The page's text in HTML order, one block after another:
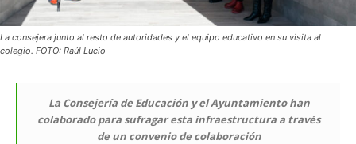
La consejera junto al resto de autoridades y el equipo educativo en su visita al
colegio. FOTO: Raúl Lucio
La Consejería de Educación y el Ayuntamiento han
colaborado para sufragar esta infraestructura a través
de un convenio de colaboración